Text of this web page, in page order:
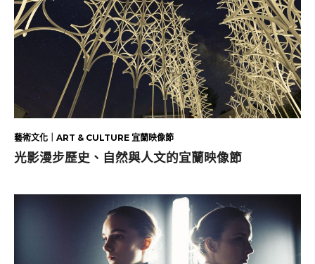
藝術文化｜ART & CULTURE 宜蘭映像節
光影漫步歷史、自然與人文的宜蘭映像節